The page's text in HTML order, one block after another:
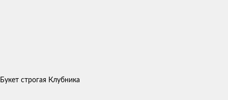
Букет строгая Клубника